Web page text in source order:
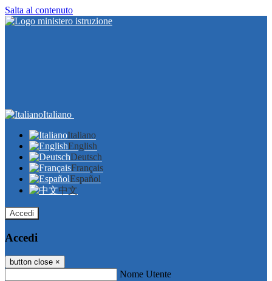
Salta al contenuto
Italiano
Italiano
English
Deutsch
Français
Español
中文
Accedi
Accedi
button close ×
Nome Utente